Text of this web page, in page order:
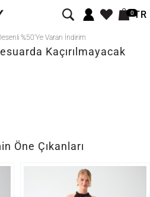
0TR
%50'Ye Varan İndirim
Kaçırılmayacak
Öne Çıkanları